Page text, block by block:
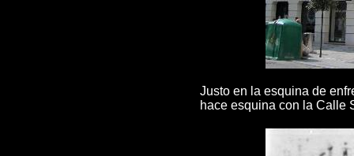
Justo en la esquina de
hace esquina con la Calle